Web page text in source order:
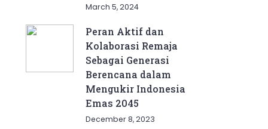
March 5, 2024
Peran Aktif dan
Kolaborasi Remaja
Sebagai Generasi
Berencana dalam
Mengukir Indonesia
Emas 2045
December 8, 2023